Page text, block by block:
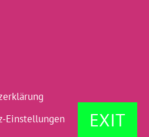
EXIT
Einstellungen